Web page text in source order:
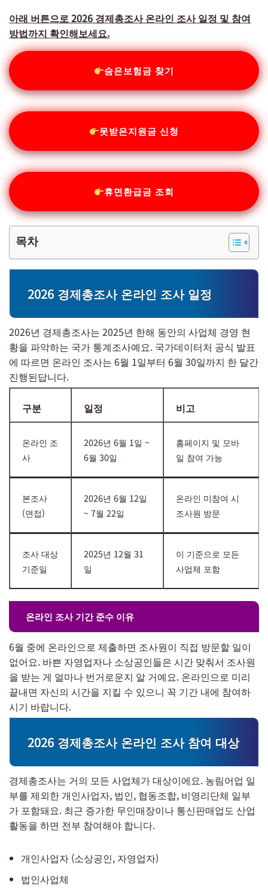
아래 버튼으로 2026 경제총조사 온라인 조사 일정 및 참여
방법까지 확인해보세요.
숨은보험금 찾기
못받은지원금 신청
휴면환급금 조회
목차
2026 경제총조사 온라인 조사 일정
2026년 경제총조사는 2025년 한해 동안의 사업체 경영 현
황을 파악하는 국가 통계조사예요. 국가데이터처 공식 발표
에 따르면 온라인 조사는 6월 1일부터 6월 30일까지 한 달간
진행된답니다.
구분 일정 비고
온라인 조
사
2026년 6월 1일 ~
6월 30일
홈페이지 및 모바
일 참여 가능
본조사
(면접)
2026년 6월 12일
~ 7월 22일
온라인 미참여 시
조사원 방문
조사 대상
기준일
2025년 12월 31
일
이 기준으로 모든
사업체 포함
온라인 조사 기간 준수 이유
6월 중에 온라인으로 제출하면 조사원이 직접 방문할 일이
없어요. 바쁜 자영업자나 소상공인들은 시간 맞춰서 조사원
을 받는 게 얼마나 번거로운지 알 거예요. 온라인으로 미리
끝내면 자신의 시간을 지킬 수 있으니 꼭 기간 내에 참여하
시기 바랍니다.
2026 경제총조사 온라인 조사 참여 대상
경제총조사는 거의 모든 사업체가 대상이에요. 농림어업 일
부를 제외한 개인사업자, 법인, 협동조합, 비영리단체 일부
가 포함돼요. 최근 증가한 무인매장이나 통신판매업도 산업
활동을 하면 전부 참여해야 합니다.
개인사업자 (소상공인, 자영업자)
법인사업체